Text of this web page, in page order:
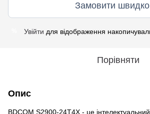
Замовити швидко
Увійти для відображення
Порівняти
Опис
BDCOM S2900-24T4X - це інтелектуальний